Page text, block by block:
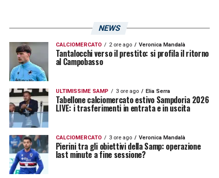
teso e combattuto, un vero e proprio test per
SEGUI LE ULTIME NOVITA’ SULLA
SAMPDORIA
LA PLAYLIST DELLE NOSTRE TOP NEWS
NEWS
CALCIOMERCATO 2 ore ago Veronica Mandalà
Tantalocchi verso il prestito: si profila il ritorno
al Campobasso
ULTIMISSIME SAMP 3 ore ago Elia Serra
Tabellone calciomercato estivo Sampdoria 2026
LIVE: i trasferimenti in entrata e in uscita
CALCIOMERCATO 3 ore ago Veronica Mandalà
Pierini tra gli obiettivi della Samp: operazione
last minute a fine sessione?